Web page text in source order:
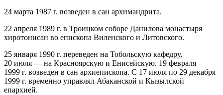
24 марта 1987 г. возведен в сан архимандрита.
22 апреля 1989 г. в Троицком соборе Данилова монастыря
хиротонисан во епископа Виленского и Литовского.
25 января 1990 г. переведен на Тобольскую кафедру,
20 июля — на Красноярскую и Енисейскую. 19 февраля
1999 г. возведен в сан архиепископа. С 17 июля по 29 декабря
1999 г. временно управлял Абаканской и Кызылской
епархией.